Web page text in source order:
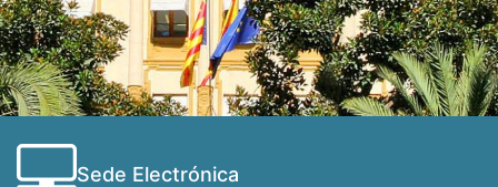
Sede Electrónica